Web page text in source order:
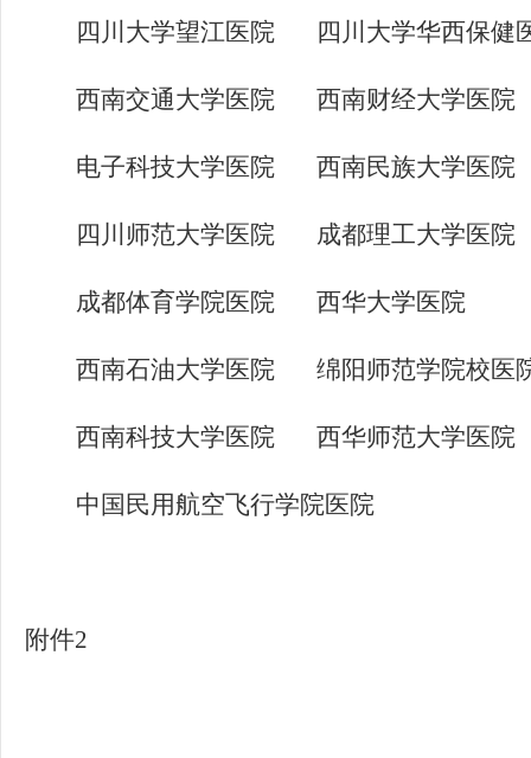
四川大学望江医院 四川大学华西保健
西南交通大学医院 西南财经大学医院
电子科技大学医院 西南民族大学医院
四川师范大学医院 成都理工大学医院
成都体育学院医院 西华大学医院
西南石油大学医院 绵阳师范学院校医
西南科技大学医院 西华师范大学医院
中国民用航空飞行学院医院
附件2